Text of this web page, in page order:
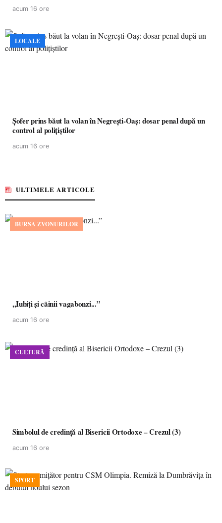
acum 16 ore
LOCALE
Șofer prins băut la volan în Negrești-Oaș: dosar penal după un
control al polițiștilor
acum 16 ore
ULTIMELE ARTICOLE
BURSA ZVONURILOR
,,Iubiți și câinii vagabonzi...”
acum 16 ore
CULTURĂ
Simbolul de credinţă al Bisericii Ortodoxe – Crezul (3)
acum 16 ore
SPORT